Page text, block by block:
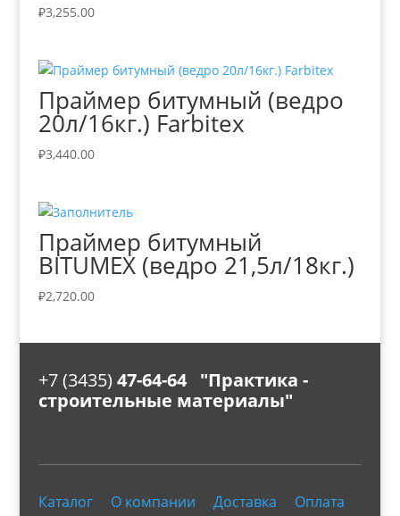
₽3,255.00
Праймер битумный (ведро
20л/16кг.) Farbitex
₽3,440.00
Праймер битумный
BITUMEX (ведро 21,5л/18кг.)
₽2,720.00
+7 (3435) 47-64-64 "Практика -
строительные материалы"
Каталог О компании Доставка
Оплата